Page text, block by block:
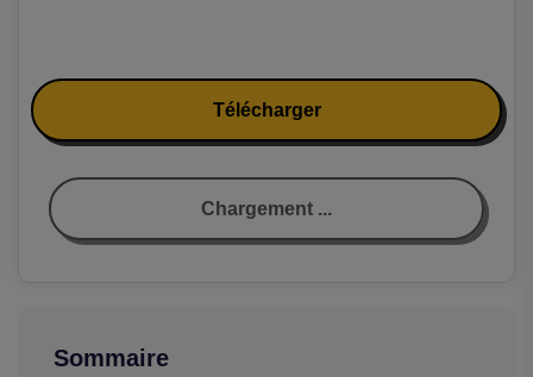
Télécharger
Chargement ...
Sommaire